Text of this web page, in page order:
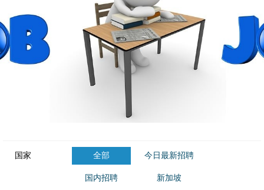
国家 全部 今日最新招聘
国内招聘 新加坡